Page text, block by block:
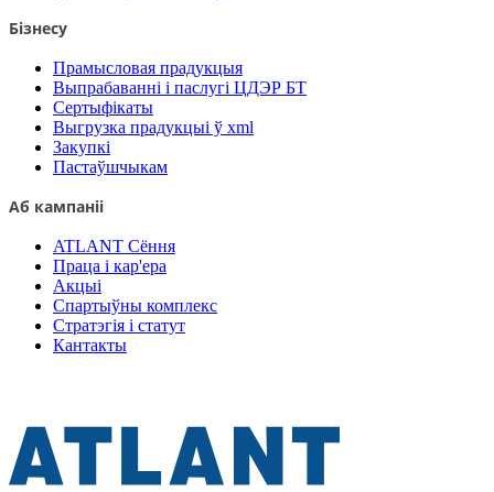
Бізнесу
Прамысловая прадукцыя
Выпрабаванні і паслугі ЦДЭР БТ
Сертыфікаты
Выгрузка прадукцыі ў xml
Закупкі
Пастаўшчыкам
Аб кампаніі
ATLANT Сёння
Праца і кар'ера
Акцыі
Спартыўны комплекс
Стратэгія і статут
Кантакты